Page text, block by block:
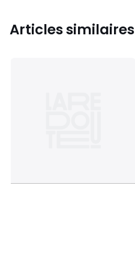
Articles similaires